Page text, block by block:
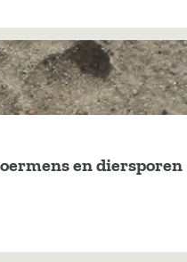
en diersporen